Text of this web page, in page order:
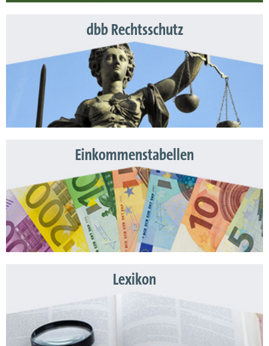
dbb Rechtsschutz
Einkommenstabellen
Lexikon